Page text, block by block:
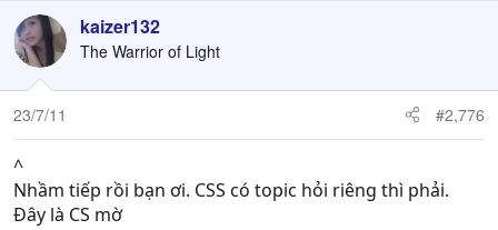
kaizer132
The Warrior of Light
23/7/11 #2,776
^
Nhầm tiếp rồi bạn ơi. CSS có topic hỏi riêng thì phải.
Đây là CS mờ